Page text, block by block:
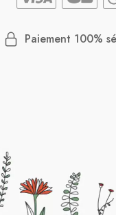
Paiement 100%